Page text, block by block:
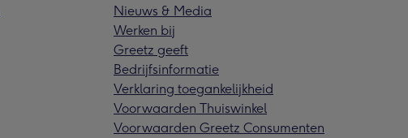
Nieuws & Media
Werken bij
Greetz geeft
Bedrijfsinformatie
Verklaring toegankelijkheid
Voorwaarden Thuiswinkel
Voorwaarden Greetz Consumenten